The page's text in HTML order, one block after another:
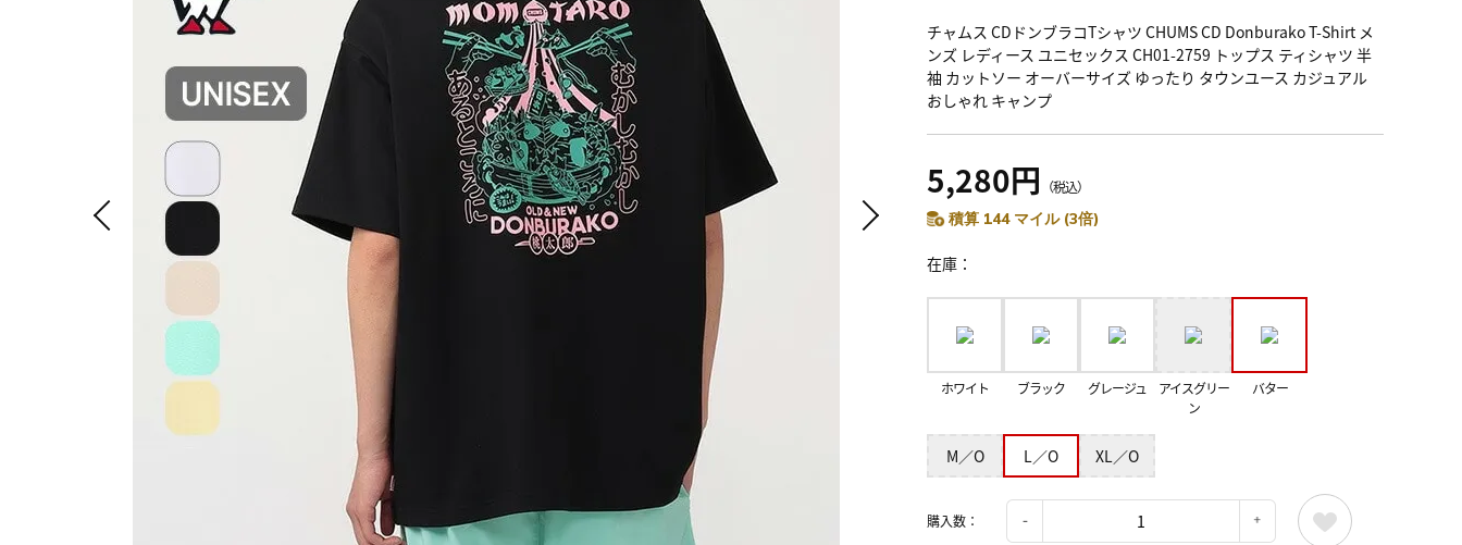
チャムス CDドンブラコTシャツ CHUMS CD Donburako T-Shirt メ
ンズ レディース ユニセックス CH01-2759 トップス ティシャツ 半
袖 カットソー オーバーサイズ ゆったり タウンユース カジュアル
おしゃれ キャンプ
5,280円 （税込）
積算 144 マイル (3倍)
在庫
ホワイト ブラック グレージュ
アイスグリー
ン
バター
M／O L／O XL／O
購入数：